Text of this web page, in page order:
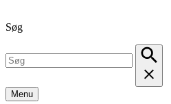
Søg
Menu